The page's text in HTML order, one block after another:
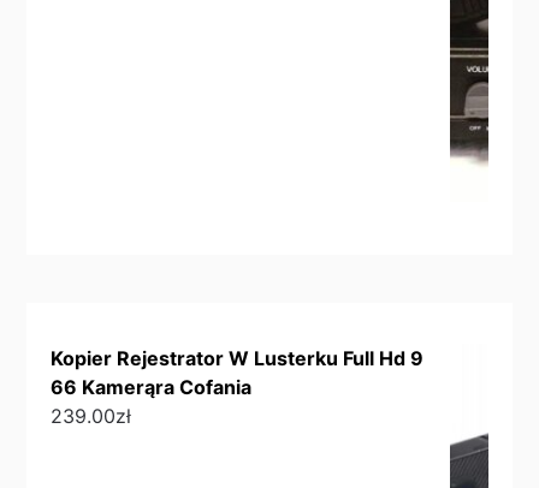
Kopier Rejestrator W Lusterku Full Hd 9
66 Kamerąra Cofania
239.00zł